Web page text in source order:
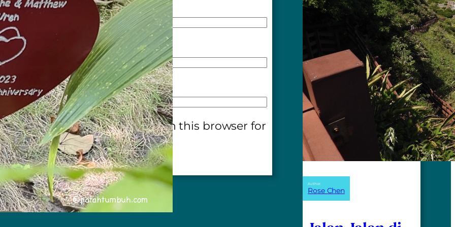
my name, email, and website in this browser for
time I comment.
Author:
Rose Chen